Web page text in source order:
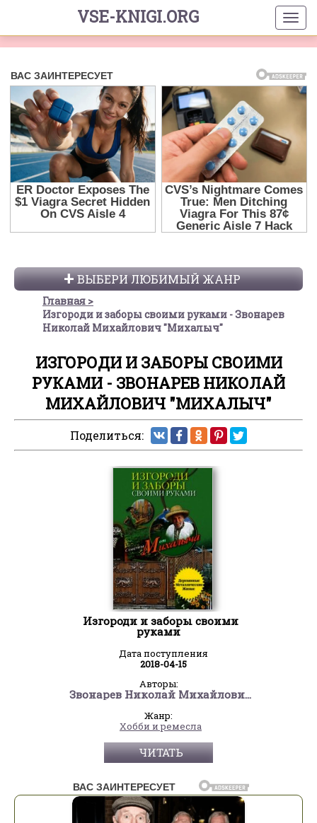
VSE-KNIGI.ORG
ВЫБЕРИ ЛЮБИМЫЙ ЖАНР
Главная
Изгороди и заборы своими руками - Звонарев
Николай Михайлович "Михалыч"
ИЗГОРОДИ И ЗАБОРЫ СВОИМИ
РУКАМИ - ЗВОНАРЕВ НИКОЛАЙ
МИХАЙЛОВИЧ "МИХАЛЫЧ"
Поделиться:
Изгороди и заборы своими
руками
Дата поступления
2018-04-15
Авторы:
Звонарев Николай Михайлович "Михалыч"
Жанр:
Хобби и ремесла
ЧИТАТЬ